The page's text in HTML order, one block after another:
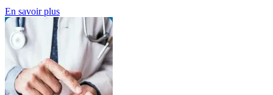
En savoir plus